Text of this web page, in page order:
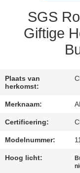
NIEUWS
VRAAG
EEN
OFFERTE
SITEMAP
SGS
Giftige
Plaats van
herkomst:
Merknaam:
Certificering:
Modelnummer:
Hoog licht: